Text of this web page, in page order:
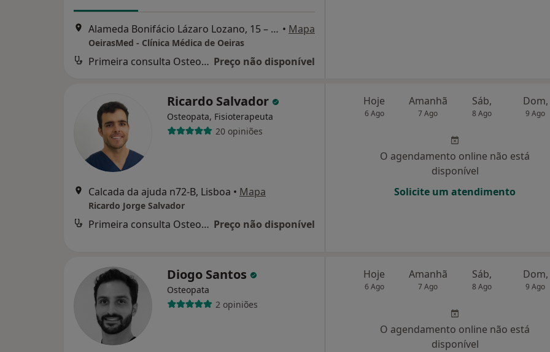
Alameda Bonifácio Lázaro Lozano, 15 – 1D, Oeiras • Mapa
OeirasMed - Clínica Médica de Oeiras
Primeira consulta Osteopatia Preço não disponível
Ricardo Salvador
Osteopata, Fisioterapeuta
20 opiniões
Calcada da ajuda n72-B, Lisboa • Mapa
Ricardo Jorge Salvador
Primeira consulta Osteopatia Preço não disponível
Hoje
6 Ago
Amanhã
7 Ago
Sáb,
8 Ago
Dom,
9 Ago
O agendamento online não está
disponível
Solicite um atendimento
Diogo Santos
Osteopata
2 opiniões
Hoje
6 Ago
Amanhã
7 Ago
Sáb,
8 Ago
Dom,
9 Ago
O agendamento online não está
disponível